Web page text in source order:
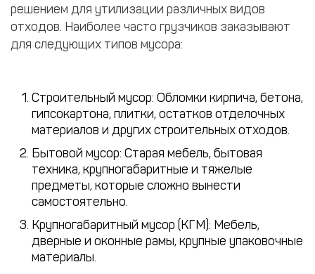
решением для утилизации различных видов
отходов. Наиболее часто грузчиков заказывают
для следующих типов мусора:
Строительный мусор: Обломки кирпича, бетона,
гипсокартона, плитки, остатков отделочных
материалов и других строительных отходов.
Бытовой мусор: Старая мебель, бытовая
техника, крупногабаритные и тяжелые
предметы, которые сложно вынести
самостоятельно.
Крупногабаритный мусор (КГМ): Мебель,
дверные и оконные рамы, крупные упаковочные
материалы.